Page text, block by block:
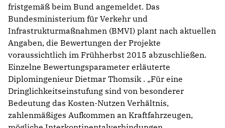
fristgemäß beim Bund angemeldet. Das
Bundesministerium für Verkehr und
Infrastrukturmaßnahmen (BMVI) plant nach aktuellen
Angaben, die Bewertungen der Projekte
voraussichtlich im Frühherbst 2015 abzuschließen.
Einzelne Bewertungsparameter erläuterte
Diplomingenieur Dietmar Thomsik . „Für eine
Dringlichkeitseinstufung sind von besonderer
Bedeutung das Kosten-Nutzen Verhältnis,
zahlenmäßiges Aufkommen an Kraftfahrzeugen,